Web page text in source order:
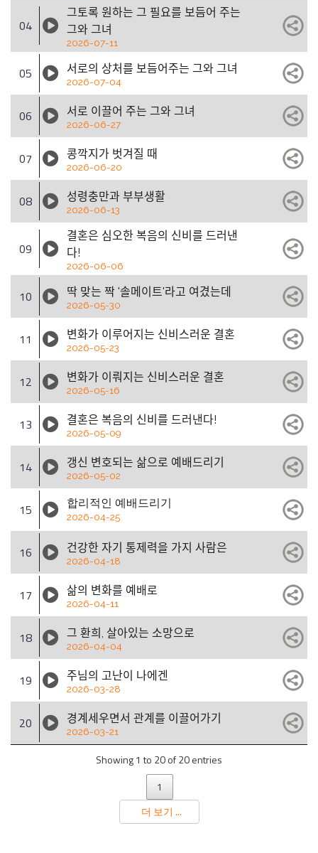
04
그토록 원하는 그 필요를 보듬어 주는
그와 그녀
2026-07-11
05 서로의 상처를 보듬어주는 그와 그녀
2026-07-04
06 서로 이끌어 주는 그와 그녀
2026-06-27
07 콩깍지가 벗겨질 때
2026-06-20
08 성령충만과 부부생활
2026-06-13
09
결혼은 심오한 복음의 신비를 드러낸
다!
2026-06-06
10 딱 맞는 짝 '솔메이트'라고 여겼는데
2026-05-30
11 변화가 이루어지는 신비스러운 결혼
2026-05-23
12 변화가 이뤄지는 신비스러운 결혼
2026-05-16
13 결혼은 복음의 신비를 드러낸다!
2026-05-09
14 갱신 변호되는 삶으로 예배드리기
2026-05-02
15 합리적인 예배드리기
2026-04-25
16 건강한 자기 통제력을 가지 사람은
2026-04-18
17 삶의 변화를 예배로
2026-04-11
18 그 환희, 살아있는 소망으로
2026-04-04
19 주님의 고난이 나에겐
2026-03-28
20 경계세우면서 관계를 이끌어가기
2026-03-21
Showing 1 to 20 of 20 entries
1
더 보기 ...